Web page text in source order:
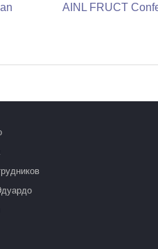
AINL FRUCT